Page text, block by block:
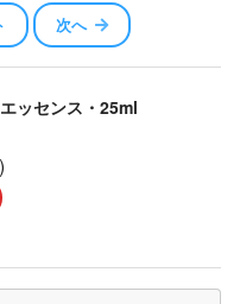
次へ
ッセンス・25ml